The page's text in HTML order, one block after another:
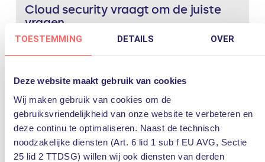
TOESTEMMING DETAILS OVER
Deze website maakt gebruik van cookies
Wij maken gebruik van cookies om de
gebruiksvriendelijkheid van onze website te verbeteren en
deze continu te optimaliseren. Naast de technisch
noodzakelijke diensten (Art. 6 lid 1 sub f EU AVG, Sectie
25 lid 2 TTDSG) willen wij ook diensten van derden
Cloud security vraagt om de juiste
vragen
De overstap naar de cloud biedt veel voordelen, maar
veiligheid...Lees verder
cloud Rondetafeldiscussie security Techzine